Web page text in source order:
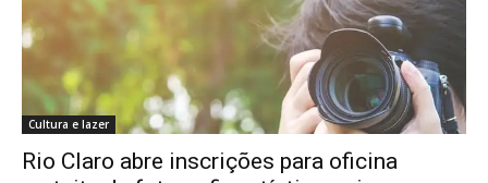
Cultura e lazer
Rio Claro abre inscrições para oficina